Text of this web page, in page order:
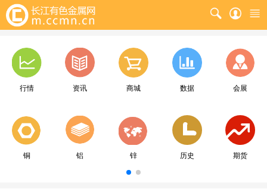
行情 资讯 商城 数据 会展
铜 铝 锌 历史 期货